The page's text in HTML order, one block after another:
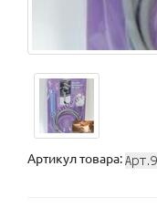
Артикул товара: